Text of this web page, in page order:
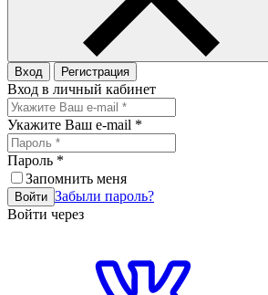
Вход Регистрация
Вход в личный кабинет
Укажите Ваш e-mail *
Пароль *
Запомнить меня
Войти Забыли пароль?
Войти через